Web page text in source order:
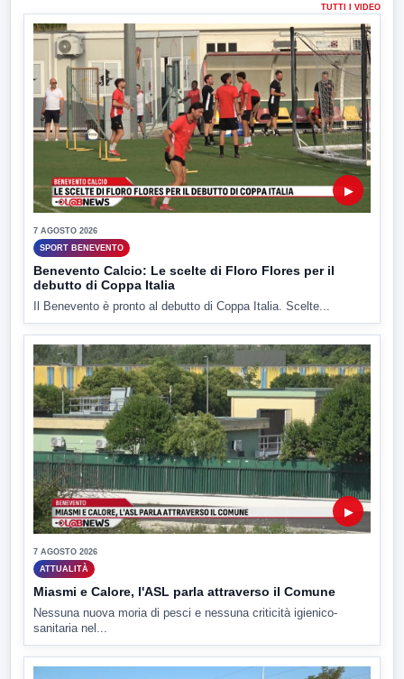
TUTTI I VIDEO
▶
7 AGOSTO 2026
SPORT BENEVENTO
Benevento Calcio: Le scelte di Floro Flores per il
debutto di Coppa Italia
Il Benevento è pronto al debutto di Coppa Italia. Scelte...
▶
7 AGOSTO 2026
ATTUALITÀ
Miasmi e Calore, l'ASL parla attraverso il Comune
Nessuna nuova moria di pesci e nessuna criticità igienico-
sanitaria nel...